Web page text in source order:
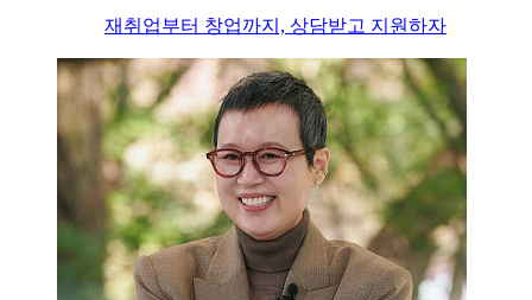
재취업부터 창업까지, 상담받고 지원하자